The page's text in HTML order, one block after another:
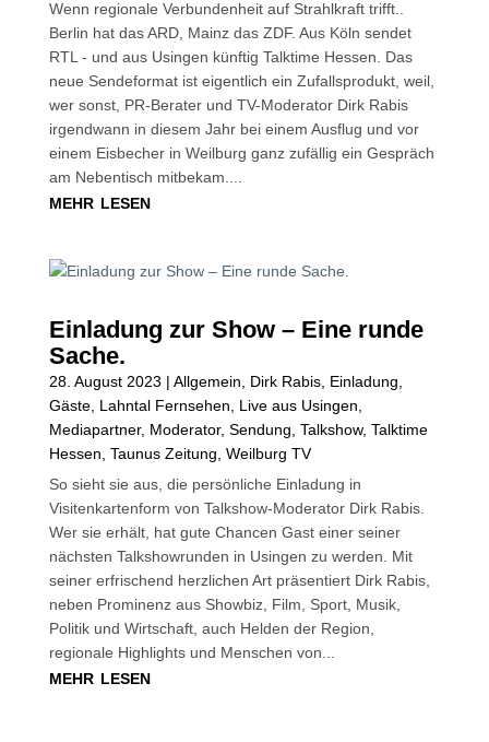
Wenn regionale Verbundenheit auf Strahlkraft trifft..
Berlin hat das ARD, Mainz das ZDF. Aus Köln sendet
RTL - und aus Usingen künftig Talktime Hessen. Das
neue Sendeformat ist eigentlich ein Zufallsprodukt, weil,
wer sonst, PR-Berater und TV-Moderator Dirk Rabis
irgendwann in diesem Jahr bei einem Ausflug und vor
einem Eisbecher in Weilburg ganz zufällig ein Gespräch
am Nebentisch mitbekam....
mehr lesen
Einladung zur Show – Eine runde
Sache.
28. August 2023 | Allgemein Dirk Rabis, Einladung
Gäste, Lahntal Fernsehen Live aus Usingen
Mediapartner, Moderator, Sendung Talkshow, Talktime
Hessen Taunus Zeitung Weilburg TV
So sieht sie aus, die persönliche Einladung in
Visitenkartenform von Talkshow-Moderator Dirk Rabis.
Wer sie erhält, hat gute Chancen Gast einer seiner
nächsten Talkshowrunden in Usingen zu werden. Mit
seiner erfrischend herzlichen Art präsentiert Dirk Rabis,
neben Prominenz aus Showbiz, Film, Sport, Musik,
Politik und Wirtschaft, auch Helden der Region,
regionale Highlights und Menschen von...
mehr lesen